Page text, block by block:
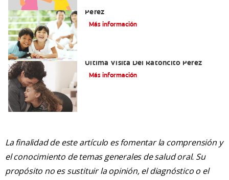
Pérez
Más información
Última Visita Del Ratoncito Pérez
Más información
La finalidad de este artículo es fomentar la comprensión y
el conocimiento de temas generales de salud oral. Su
propósito no es sustituir la opinión, el diagnóstico o el